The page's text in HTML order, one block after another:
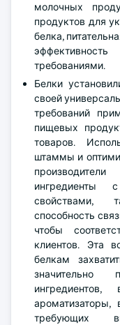
молочных
продуктов для
белка,
требованиями.
Белки
своей
требований
пищевых
товаров.
штаммы и
ингредиенты
свойствами,
способность
чтобы
клиентов. Эта
белкам
значительно
требующих